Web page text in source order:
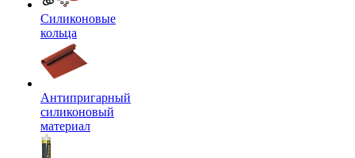
Силиконовые
кольца
Антипригарный
силиконовый
материал